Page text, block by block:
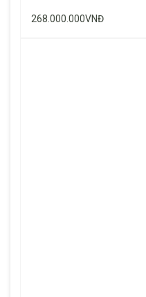
268.000.000VNĐ